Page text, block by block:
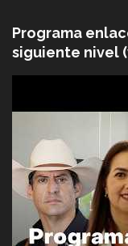
Programa
siguiente nivel